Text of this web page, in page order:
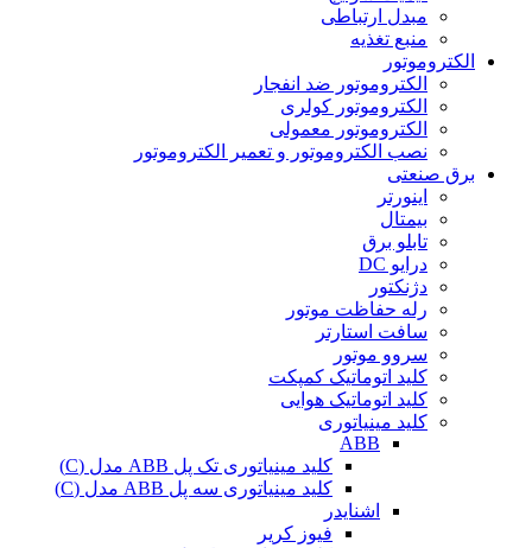
مبدل ارتباطی
منبع تغذیه
الکتروموتور
الکتروموتور ضد انفجار
الکتروموتور کولری
الکتروموتور معمولی
نصب الکتروموتور و تعمیر الکتروموتور
برق صنعتی
اینورتر
بیمتال
تابلو برق
درایو DC
دژنکتور
رله حفاظت موتور
سافت استارتر
سروو موتور
کلید اتوماتیک کمپکت
کلید اتوماتیک هوایی
کلید مینیاتوری
ABB
کلید مینیاتوری تک پل ABB مدل (C)
کلید مینیاتوری سه پل ABB مدل (C)
اشنایدر
فیوز کریر